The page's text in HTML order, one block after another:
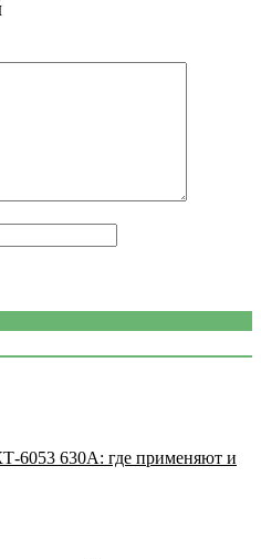
6053 630А: где применяют и